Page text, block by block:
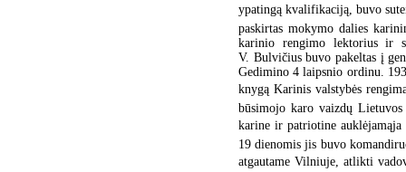
ypatingą kvalifikaciją, buvo
paskirtas mokymo dalies
karinio rengimo lektorius ir
V. Bulvičius buvo pakeltas į
Gedimino 4 laipsnio ordinu.
knygą Karinis valstybės
būsimojo karo vaizdų
karine ir patriotine auklėjamąja
19 dienomis jis buvo
atgautame Vilniuje, atlikti